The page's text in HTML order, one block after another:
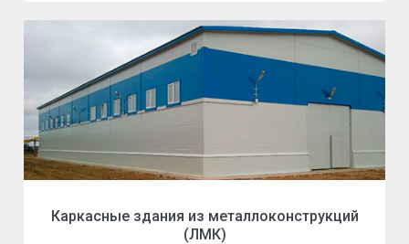
Каркасные здания из металлоконструкций
(ЛМК)